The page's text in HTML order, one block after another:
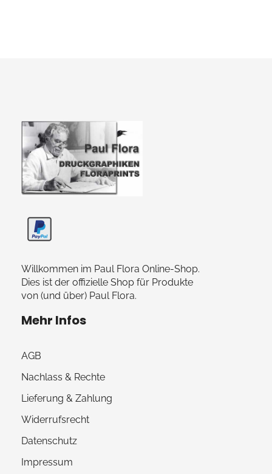
Willkommen im Paul Flora Online-Shop.
Dies ist der offizielle Shop für Produkte
von (und über) Paul Flora.
Mehr Infos
AGB
Nachlass & Rechte
Lieferung & Zahlung
Widerrufsrecht
Datenschutz
Impressum